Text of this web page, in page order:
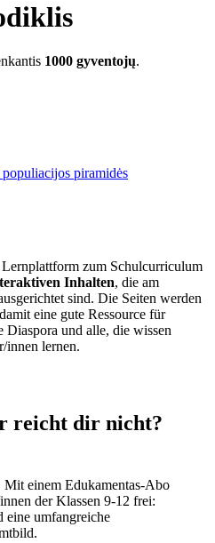
1000 gyventojų.
piramidės
zum Schulcurriculum
Inhalten, die am
sind. Die Seiten werden
eine gute Ressource für
Diaspora und alle, die wissen
innen lernen.
reicht dir nicht?
einem Edukamentas-Abo
der Klassen 9-12 frei:
eine umfangreiche